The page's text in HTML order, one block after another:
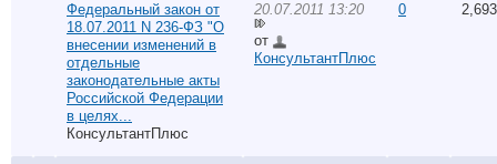
Федеральный закон от
18.07.2011 N 236-ФЗ "О
внесении изменений в
отдельные
законодательные акты
Российской Федерации
в целях...
КонсультантПлюс
20.07.2011 13:20
от
КонсультантПлюс
0 2,693